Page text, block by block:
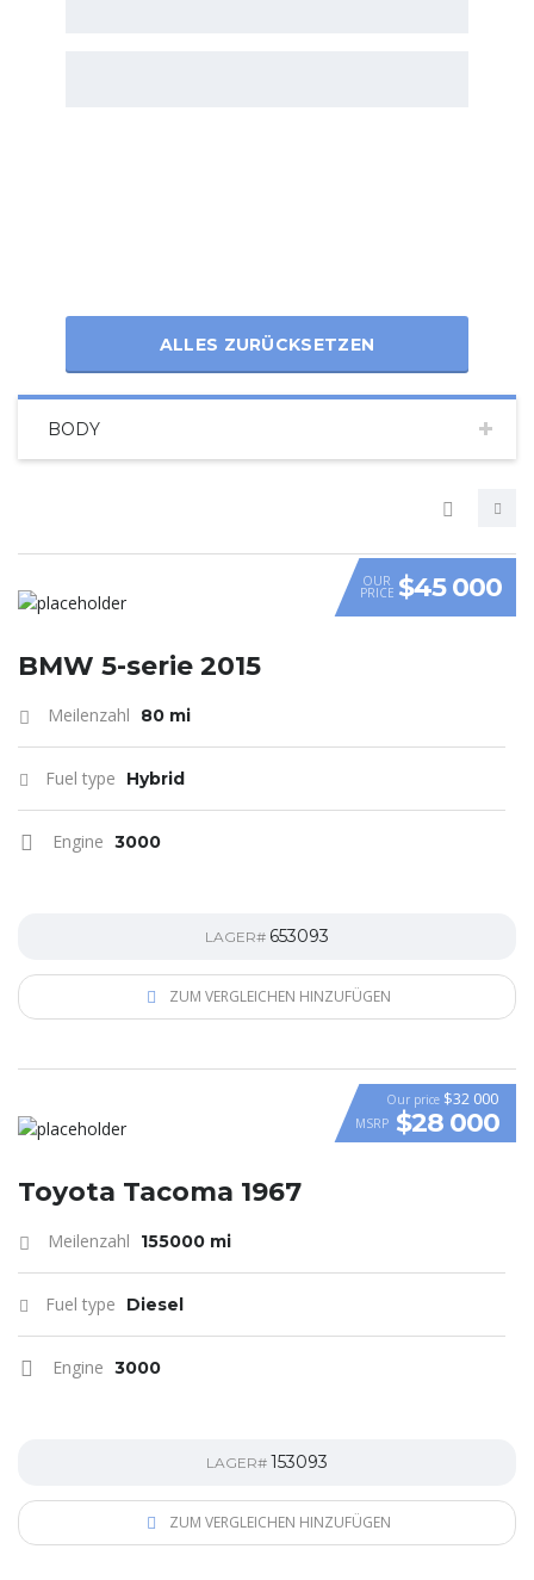
ALLES ZURÜCKSETZEN
BODY
VIDEO
OUR
PRICE $45 000
BMW 5-serie 2015
Meilenzahl 80 mi
Fuel type Hybrid
Engine 3000
LAGER# 653093
ZUM VERGLEICHEN HINZUFÜGEN
Our price $32 000
MSRP $28 000
Toyota Tacoma 1967
Meilenzahl 155000 mi
Fuel type Diesel
Engine 3000
LAGER# 153093
ZUM VERGLEICHEN HINZUFÜGEN